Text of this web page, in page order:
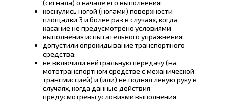
(сигнала) о начале его выполнения;
коснулись ногой (ногами) поверхности
площадки 3 и более раз в случаях, когда
касание не предусмотрено условиями
выполнения испытательного упражнения;
допустили опрокидывание транспортного
средства;
не включили нейтральную передачу (на
мототранспортном средстве с механической
трансмиссией) и (или) не поднял левую руку в
случаях, когда данные действия
предусмотрены условиями выполнения